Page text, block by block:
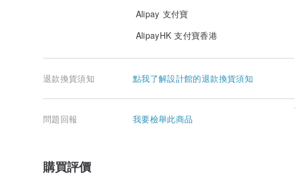
Alipay 支付寶
AlipayHK 支付寶香港
退款換貨須知 點我了解設計館的退款換貨須知
問題回報 我要檢舉此商品
購買評價